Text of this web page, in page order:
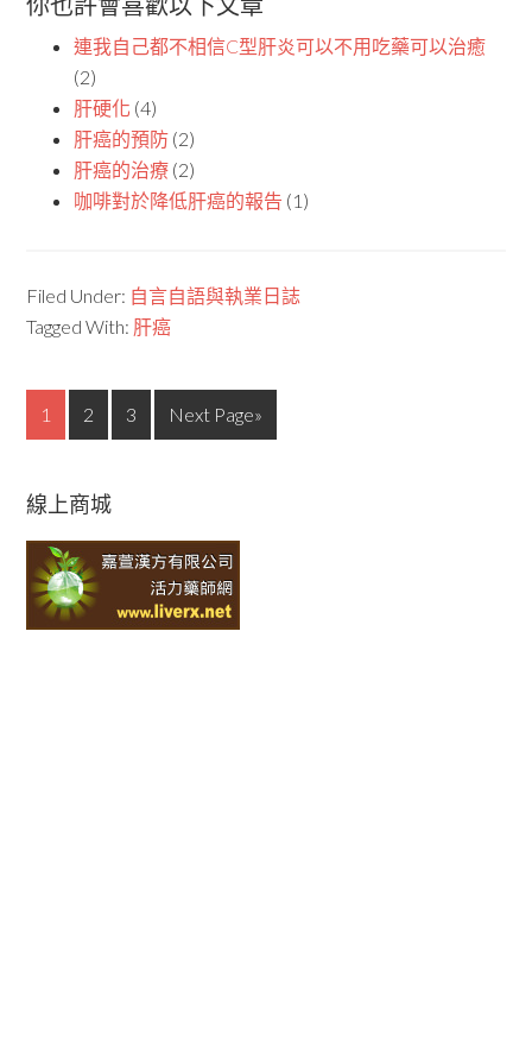
連我自己都不相信C型肝炎可以不用吃藥可以治癒
(2)
肝硬化 (4)
肝癌的預防 (2)
肝癌的治療 (2)
咖啡對於降低肝癌的報告 (1)
Filed Under: 自言自語與執業日誌
Tagged With: 肝癌
1 2 3 Next Page»
線上商城